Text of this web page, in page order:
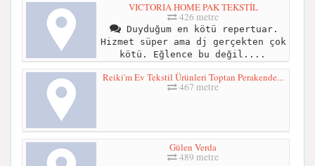
VICTORIA HOME PAK TEKSTİL
426 metre
Duyduğum en kötü repertuar.
Hizmet süper ama dj gerçekten çok
kötü. Eğlence bu değil....
Reiki'm Ev Tekstil Ürünleri Toptan Perakende...
467 metre
Gülen Verda
489 metre